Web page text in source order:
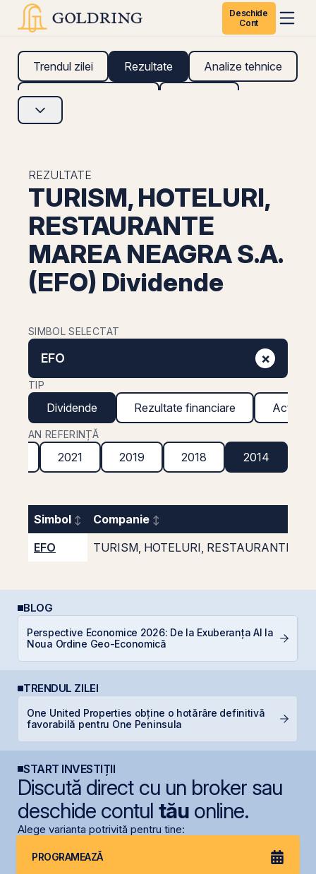
Deschide
Cont
Trendul zilei Rezultate Analize tehnice
Analize fundamentale
REZULTATE
TURISM, HOTELURI,
RESTAURANTE
MAREA NEAGRA S.A.
(EFO) Dividende
SIMBOL SELECTAT
EFO ×
TIP
Dividende Rezultate financiare Acțiuni
AN REFERINȚĂ
2021 2019 2018 2014
Simbol
Companie
EFO
TURISM, HOTELURI, RESTAURANTE
BLOG
Perspective Economice 2026: De la Exuberanța AI la
Noua Ordine Geo-Economică
TRENDUL ZILEI
One United Properties obține o hotărâre definitivă
favorabilă pentru One Peninsula
START INVESTIȚII
Discută direct cu un broker sau
deschide contul tăuonline.
Alege varianta potrivită pentru tine:
PROGRAMEAZĂ